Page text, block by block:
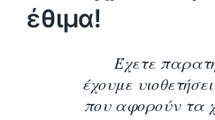
έθιμα!
Έχετε
έχουμε
που αφορούν τα